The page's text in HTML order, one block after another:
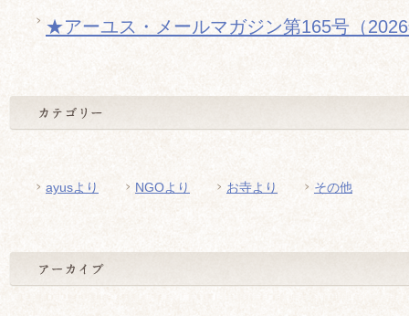
★アーユス・メールマガジン第165号（
ayusより NGOより お寺より その他